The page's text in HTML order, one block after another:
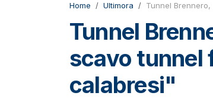
Home Ultimora Tunnel
Tunnel
scavo tunnel
calabresi"